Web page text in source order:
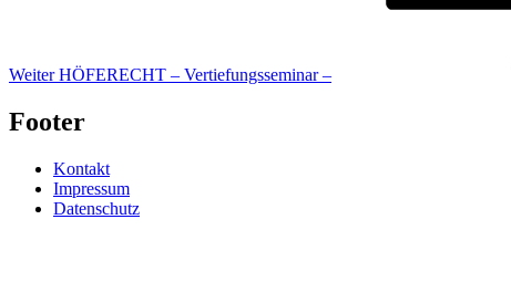
Weiter HÖFERECHT – Vertiefungsseminar –
Footer
Kontakt
Impressum
Datenschutz